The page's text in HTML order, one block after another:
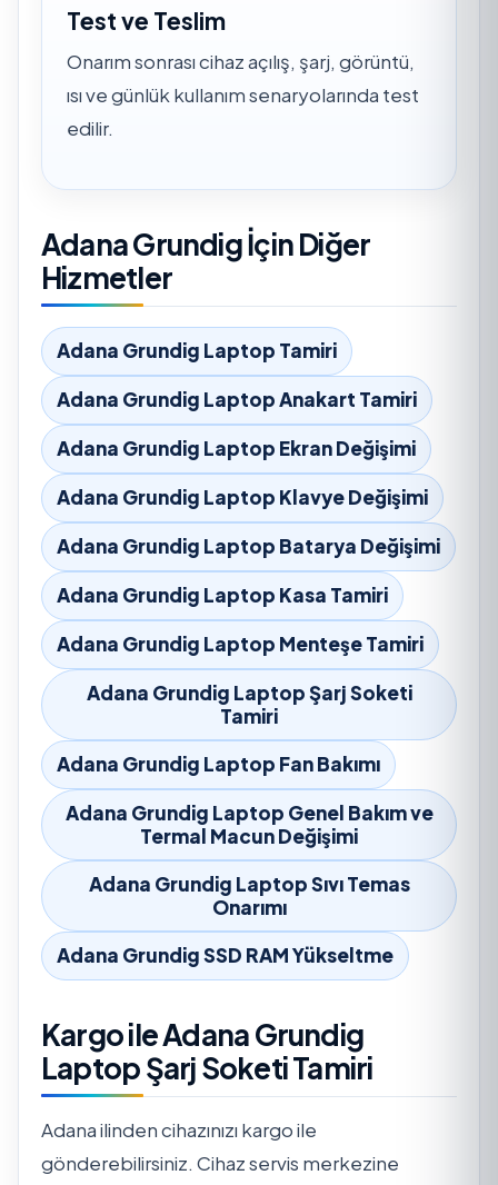
Test ve Teslim
Onarım sonrası cihaz açılış, şarj, görüntü,
ısı ve günlük kullanım senaryolarında test
edilir.
Adana Grundig İçin Diğer
Hizmetler
Adana Grundig Laptop Tamiri
Adana Grundig Laptop Anakart Tamiri
Adana Grundig Laptop Ekran Değişimi
Adana Grundig Laptop Klavye Değişimi
Adana Grundig Laptop Batarya Değişimi
Adana Grundig Laptop Kasa Tamiri
Adana Grundig Laptop Menteşe Tamiri
Adana Grundig Laptop Şarj Soketi
Tamiri
Adana Grundig Laptop Fan Bakımı
Adana Grundig Laptop Genel Bakım ve
Termal Macun Değişimi
Adana Grundig Laptop Sıvı Temas
Onarımı
Adana Grundig SSD RAM Yükseltme
Kargo ile Adana Grundig
Laptop Şarj Soketi Tamiri
Adana ilinden cihazınızı kargo ile
gönderebilirsiniz. Cihaz servis merkezine